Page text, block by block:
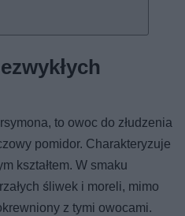
to owoc do złudzenia
pomidor. Charakteryzuje
kształtem. W smaku
śliwek i moreli, mimo
z tymi owocami.